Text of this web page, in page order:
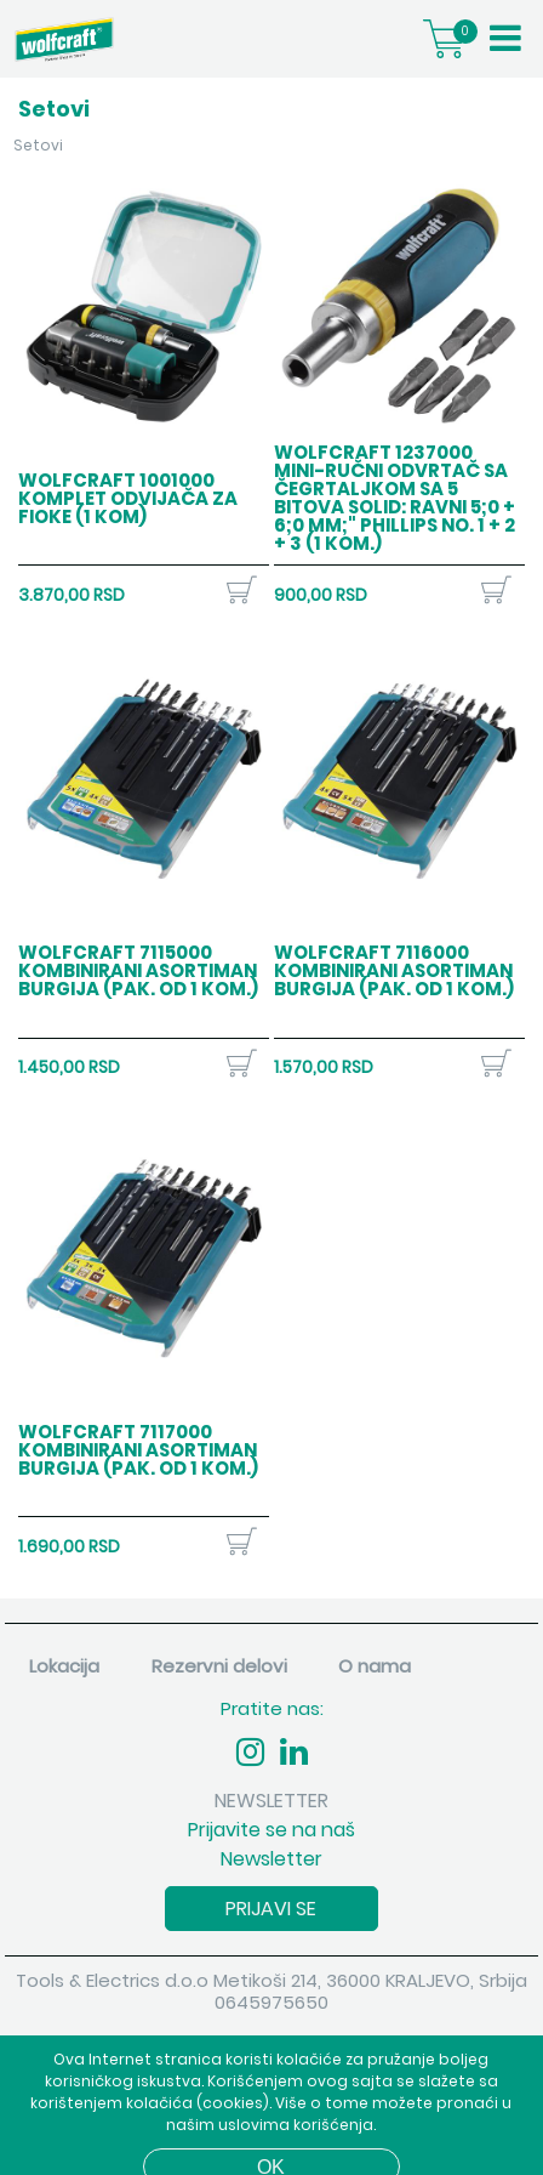
Ova Internet stranica koristi kolačiće za pružanje boljeg
korisničkog iskustva. Korišćenjem ovog sajta se slažete sa
korištenjem kolačića (cookies). Više o tome možete pronaći u
našim uslovima korišćenja.
0
Setovi
Setovi
WOLFCRAFT 1001000
KOMPLET ODVIJAČA ZA
FIOKE (1 KOM)
3.870,00 RSD
WOLFCRAFT 1237000
MINI-RUČNI ODVRTAČ SA
ČEGRTALJKOM SA 5
BITOVA SOLID: RAVNI 5;0 +
6;0 MM;" PHILLIPS NO. 1 + 2
+ 3 (1 KOM.)
900,00 RSD
WOLFCRAFT 7115000
KOMBINIRANI ASORTIMAN
BURGIJA (PAK. OD 1 KOM.)
1.450,00 RSD
WOLFCRAFT 7116000
KOMBINIRANI ASORTIMAN
BURGIJA (PAK. OD 1 KOM.)
1.570,00 RSD
WOLFCRAFT 7117000
KOMBINIRANI ASORTIMAN
BURGIJA (PAK. OD 1 KOM.)
1.690,00 RSD
Lokacija Rezervni delovi
O nama
Pratite nas:
NEWSLETTER
Prijavite se na naš
Newsletter
PRIJAVI SE
Tools & Electrics d.o.o Metikoši 214, 36000 KRALJEVO, Srbija
0645975650
Powered byshopen.com